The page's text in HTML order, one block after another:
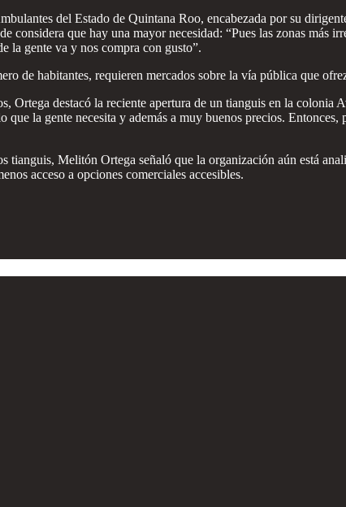
del Estado de Quintana Roo, encabezada por su
considera que hay una mayor necesidad: “Pues las zonas más
la gente va y nos compra con gusto”.
de habitantes, requieren mercados sobre la vía pública que
Ortega destacó la reciente apertura de un tianguis en la
la gente necesita y además a muy buenos precios.
tianguis, Melitón Ortega señaló que la organización aún está
acceso a opciones comerciales accesibles.